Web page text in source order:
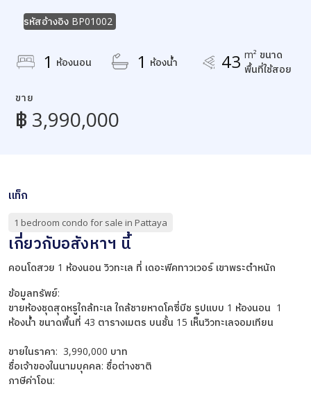
รหัสอ้างอิง BP01002
1 ห้องนอน 1 ห้องน้ำ 43 m² ขนาด
พื้นที่ใช้สอย
ขาย
฿ 3,990,000
แท็ก
1 bedroom condo for sale in Pattaya
เกี่ยวกับอสังหาฯ นี้
คอนโดสวย 1 ห้องนอน วิวทะเล ที่ เดอะพีคทาวเวอร์ เขาพระตำหนัก
ข้อมูลทรัพย์:
ขายห้องชุดสุดหรูใกล้ทะเล ใกล้ชายหาดโคซี่บีช รูปแบบ 1 ห้องนอน 1
ห้องน้ำ ขนาดพื้นที่ 43 ตารางเมตร บนชั้น 15 เห็นวิวทะเลจอมเทียน
ขายในราคา: 3,990,000 บาท
ชื่อเจ้าของในนามบุคคล: ชื่อต่างชาติ
ภาษีค่าโอน: